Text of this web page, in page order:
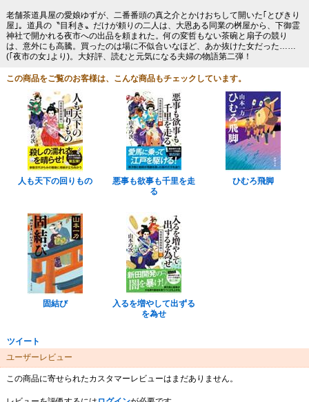
老舗茶道具屋の愛娘ゆずが、二番番頭の真之介とかけおちして開いた｢とびきり
屋｣。道具の〝目利き〟だけが頼りの二人は、大恩ある同業の桝屋から、下御霊
神社で開かれる夜市への出品を頼まれた。何の変哲もない茶碗と扇子の競り
は、意外にも高騰。買ったのは場に不似合いなほど、あか抜けた女だった……
(｢夜市の女｣より)。大好評、読むと元気になる夫婦の物語第二弾！
この商品をご覧のお客様は、こんな商品もチェックしています。
人も天下の回りもの
悪事も欲事も千里を走
る
ひむろ飛脚
固結び
入るを増やして出ずる
を為せ
ツイート
ユーザーレビュー
この商品に寄せられたカスタマーレビューはまだありません。